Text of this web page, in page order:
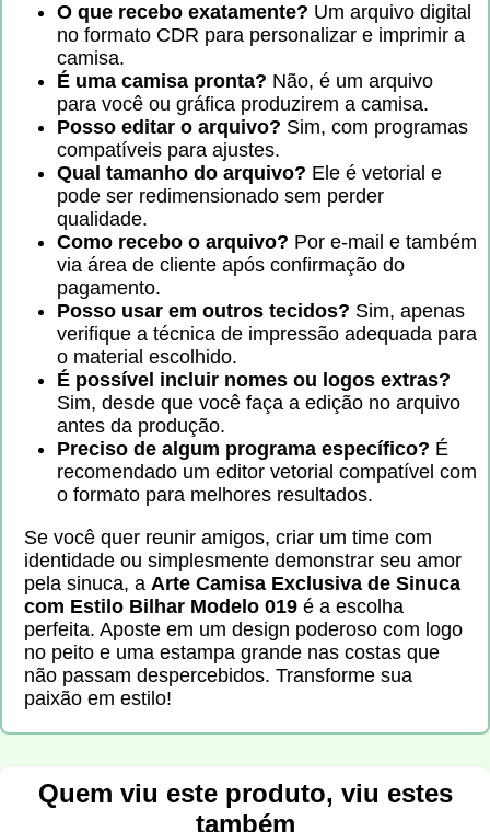
O que recebo exatamente? Um arquivo digital
no formato CDR para personalizar e imprimir a
camisa.
É uma camisa pronta? Não, é um arquivo
para você ou gráfica produzirem a camisa.
Posso editar o arquivo? Sim, com programas
compatíveis para ajustes.
Qual tamanho do arquivo? Ele é vetorial e
pode ser redimensionado sem perder
qualidade.
Como recebo o arquivo? Por e-mail e também
via área de cliente após confirmação do
pagamento.
Posso usar em outros tecidos? Sim, apenas
verifique a técnica de impressão adequada para
o material escolhido.
É possível incluir nomes ou logos extras?
Sim, desde que você faça a edição no arquivo
antes da produção.
Preciso de algum programa específico? É
recomendado um editor vetorial compatível com
o formato para melhores resultados.
Se você quer reunir amigos, criar um time com
identidade ou simplesmente demonstrar seu amor
pela sinuca, a Arte Camisa Exclusiva de Sinuca
com Estilo Bilhar Modelo 019 é a escolha
perfeita. Aposte em um design poderoso com logo
no peito e uma estampa grande nas costas que
não passam despercebidos. Transforme sua
paixão em estilo!
Quem viu este produto, viu estes
também